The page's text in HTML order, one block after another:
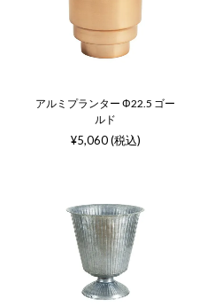
アルミプランター Φ22.5 ゴー
ルド
¥5,060 (税込)